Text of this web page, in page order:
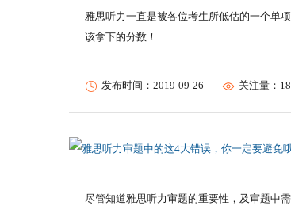
雅思听力一直是被各位考生所低估的一个单
该拿下的分数！
发布时间：2019-09-26 关注量：
尽管知道雅思听力审题的重要性，及审题中